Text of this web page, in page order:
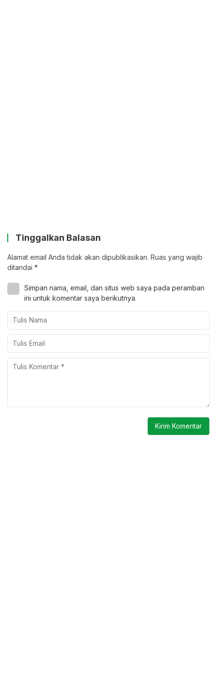
Tinggalkan Balasan
Alamat email Anda tidak akan dipublikasikan. Ruas yang wajib
ditandai *
Simpan nama, email, dan situs web saya pada peramban
ini untuk komentar saya berikutnya.